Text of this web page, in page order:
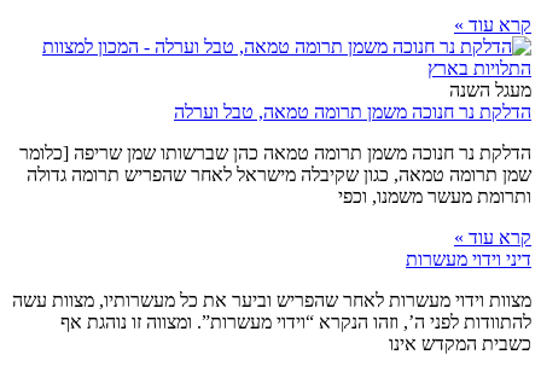
קרא עוד »
מעגל השנה
הדלקת נר חנוכה משמן תרומה טמאה, טבל וערלה
הדלקת נר חנוכה משמן תרומה טמאה כהן שברשותו שמן שריפה [כלומר
שמן תרומה טמאה, כגון שקיבלה מישראל לאחר שהפריש תרומה גדולה
ותרומת מעשר משמנו, וכפי
קרא עוד »
דיני וידוי מעשרות
מצוות וידוי מעשרות לאחר שהפריש וביער את כל מעשרותיו, מצוות עשה
להתוודות לפני ה’, וזהו הנקרא “וידוי מעשרות”. ומצווה זו נוהגת אף
כשבית המקדש אינו